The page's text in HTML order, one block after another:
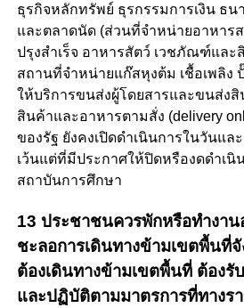
ธุรกิจหลักทรัพย์ ธุรกรรมการเงิน ธน
และตลาดนัด (ส่วนที่จำหน่ายอาหาร
ปรุงสำเร็จ อาหารสัตว์ เวชภัณฑ์และ
สถานที่จำหน่ายแก๊สหุงต้ม เชื้อเพลิง
ให้บริการขนส่งผู้โดยสารและขนส่งสิ
สินค้าและอาหารตามสั่ง (delivery
ของรัฐ ยังคงเปิดดำเนินการในวันแล
เว้นแต่ที่มีประกาศให้ปิดหรืองดดำเนิ
สถาบันการศึกษา
13 ประชาชนควรพักหรือทำงา
ชะลอการเดินทางข้ามเขตพื้นที่
ต้องเดินทางข้ามเขตพื้นที่ ต้องรั
และปฏิบัติตามมาตรการที่ทางร